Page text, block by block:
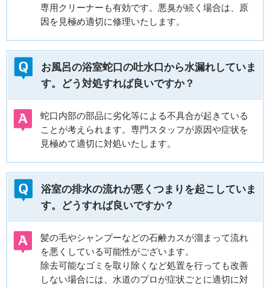
専用クリーナーも有効です。悪臭が続く場合は、原
因を見極め適切に修理いたします。
お風呂の浴室蛇口の吐水口から水漏れしていま
す。どう対処すれば良いですか？
蛇口内部の部品に劣化等による不具合が起きている
ことが考えられます。専門スタッフが原因や症状を
見極めて適切に対処いたします。
浴室の排水の流れが悪くつまりを起こしていま
す。どうすれば良いですか？
髪の毛やシャンプーなどの石鹸カスが溜まって流れ
を悪くしている可能性がございます。
除去可能なゴミを取り除くなど処置を行っても改善
しない場合には、水道のプロが症状ごとに適切に対